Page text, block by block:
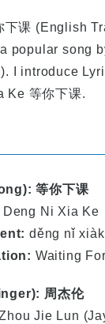
下课 (English
popular song
I introduce
Ke 等你下课.
等你下课
Deng Ni Xia Ke
děng nǐ
Waiting
周杰伦
Jie Lun